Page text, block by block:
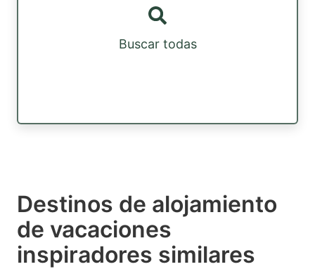
Buscar todas
Destinos de alojamiento
de vacaciones
inspiradores similares